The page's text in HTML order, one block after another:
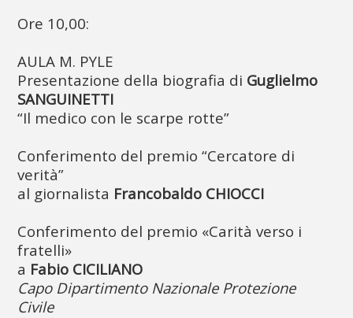
Ore 10,00:
AULA M. PYLE
Presentazione della biografia di Guglielmo
SANGUINETTI
“Il medico con le scarpe rotte”
Conferimento del premio “Cercatore di
verità”
al giornalista Francobaldo CHIOCCI
Conferimento del premio «Carità verso i
fratelli»
a Fabio CICILIANO
Capo Dipartimento Nazionale Protezione
Civile